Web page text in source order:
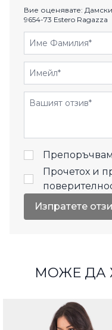
Вие оценявате:
9654-73 Estero Ragazza
Име Фамилия
Имейл
Отзиви
Прочетох и
Изпратете
МОЖЕ ДА